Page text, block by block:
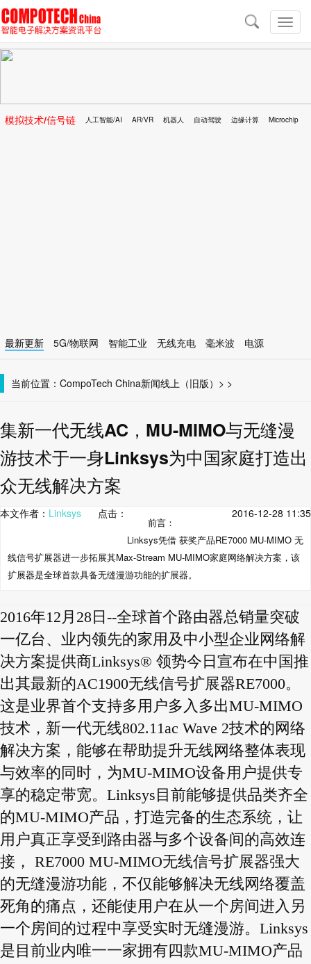
切
换
导
导
航
模拟技术/信号链 人工智能/AI AR/VR 机器人 自动驾驶 边缘计算 Microchip
最新更新 5G/物联网 智能工业 无线充电 毫米波
电源
当前位置： CompoTech China >
新闻线上（旧版） >
集新一代无线AC，MU-MIMO与无缝漫
游技术于一身Linksys为中国家庭打造出
众无线解决方案
本文作者： Linksys 点击： 2016-12-28 11:35
前言：
Linksys凭借 获奖产品RE7000 MU-MIMO 无
线信号扩展器进一步拓展其Max-Stream MU-MIMO家庭网络解决方案，该
扩展器是全球首款具备无缝漫游功能的扩展器。
2016年12月28日--全球首个路由器总销量突破
一亿台、业内领先的家用及中小型企业网络解
决方案提供商Linksys® 领势今日宣布在中国推
出其最新的AC1900无线信号扩展器RE7000。
这是业界首个支持多用户多入多出MU-MIMO
技术，新一代无线802.11ac Wave 2技术的网络
解决方案，能够在帮助提升无线网络整体表现
与效率的同时，为MU-MIMO设备用户提供专
享的稳定带宽。Linksys目前能够提供品类齐全
的MU-MIMO产品，打造完备的生态系统，让
用户真正享受到路由器与多个设备间的高效连
接， RE7000 MU-MIMO无线信号扩展器强大
的无缝漫游功能，不仅能够解决无线网络覆盖
死角的痛点，还能使用户在从一个房间进入另
一个房间的过程中享受实时无缝漫游。Linksys
是目前业内唯一一家拥有四款MU-MIMO产品